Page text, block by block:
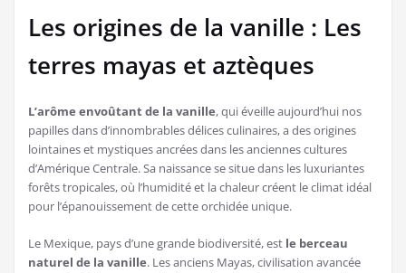
Les origines de la vanille : Les
terres mayas et aztèques
L’arôme envoûtant de la vanille, qui éveille aujourd’hui nos
papilles dans d’innombrables délices culinaires, a des origines
lointaines et mystiques ancrées dans les anciennes cultures
d’Amérique Centrale. Sa naissance se situe dans les luxuriantes
forêts tropicales, où l’humidité et la chaleur créent le climat idéal
pour l’épanouissement de cette orchidée unique.
Le Mexique, pays d’une grande biodiversité, est le berceau
naturel de la vanille. Les anciens Mayas, civilisation avancée